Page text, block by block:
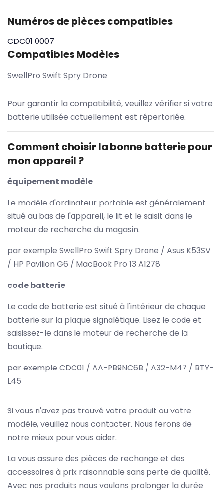
Numéros de pièces compatibles
CDC01 0007
Compatibles Modèles
SwellPro Swift Spry Drone
Pour garantir la compatibilité, veuillez vérifier si votre
batterie utilisée actuellement est répertoriée.
Comment choisir la bonne batterie pour
mon appareil ?
équipement modèle
Le modèle d'ordinateur portable est généralement
situé au bas de l'appareil, le lit et le saisit dans le
moteur de recherche du magasin.
par exemple SwellPro Swift Spry Drone / Asus K53SV
/ HP Pavilion G6 / MacBook Pro 13 A1278
code batterie
Le code de batterie est situé à l'intérieur de chaque
batterie sur la plaque signalétique. Lisez le code et
saisissez-le dans le moteur de recherche de la
boutique.
par exemple CDC01 / AA-PB9NC6B / A32-M47 / BTY-
L45
Si vous n'avez pas trouvé votre produit ou votre
modèle, veuillez nous contacter. Nous ferons de
notre mieux pour vous aider.
La vous assure des pièces de rechange et des
accessoires à prix raisonnable sans perte de qualité.
Avec nos produits nous voulons prolonger la durée